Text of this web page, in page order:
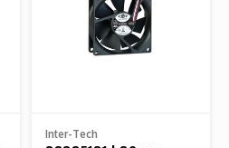
Inter-Tech